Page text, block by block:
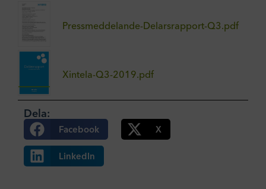
Pressmeddelande-Delarsrapport-Q3.pdf
Xintela-Q3-2019.pdf
Dela:
Facebook X
LinkedIn